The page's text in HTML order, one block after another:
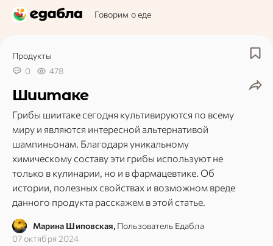
Говорим о еде
Продукты
0
478
Шиитаке
Грибы шиитаке сегодня культивируются по всему
миру и являются интересной альтернативой
шампиньонам. Благодаря уникальному
химическому составу эти грибы используют не
только в кулинарии, но и в фармацевтике. Об
истории, полезных свойствах и возможном вреде
данного продукта расскажем в этой статье.
Марина Шиповская, Пользователь Едабла
07 октября 2024